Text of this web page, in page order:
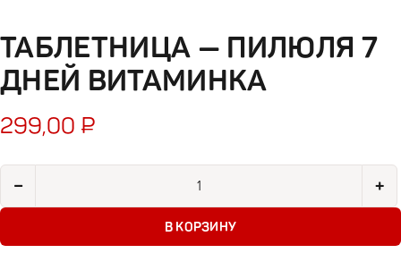
ТАБЛЕТНИЦА — ПИЛЮЛЯ 7
ДНЕЙ ВИТАМИНКА
299,00 ₽
− +
В КОРЗИНУ